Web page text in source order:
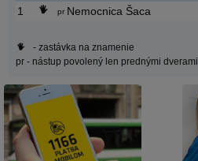
1
pr Nemocnica Šaca
- zastávka na znamenie
pr - nástup povolený len prednými dverami